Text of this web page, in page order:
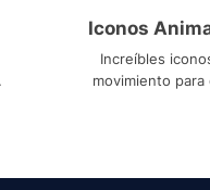
Iconos
Increíbles
movimiento para